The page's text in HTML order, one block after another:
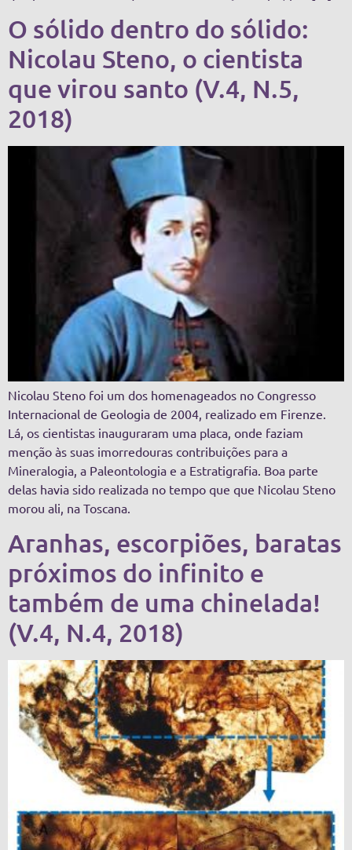
O sólido dentro do sólido:
Nicolau Steno, o cientista
que virou santo (V.4, N.5,
2018)
Nicolau Steno foi um dos homenageados no Congresso
Internacional de Geologia de 2004, realizado em Firenze.
Lá, os cientistas inauguraram uma placa, onde faziam
menção às suas imorredouras contribuições para a
Mineralogia, a Paleontologia e a Estratigrafia. Boa parte
delas havia sido realizada no tempo que que Nicolau Steno
morou ali, na Toscana.
Aranhas, escorpiões, baratas
próximos do infinito e
também de uma chinelada!
(V.4, N.4, 2018)